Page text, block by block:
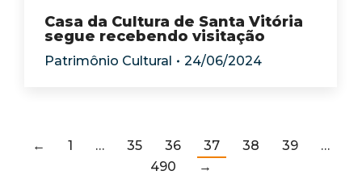
Casa da Cultura de Santa Vitória
segue recebendo visitação
Patrimônio Cultural 24/06/2024
← 1 … 35 36 37 38 39
…
490
→